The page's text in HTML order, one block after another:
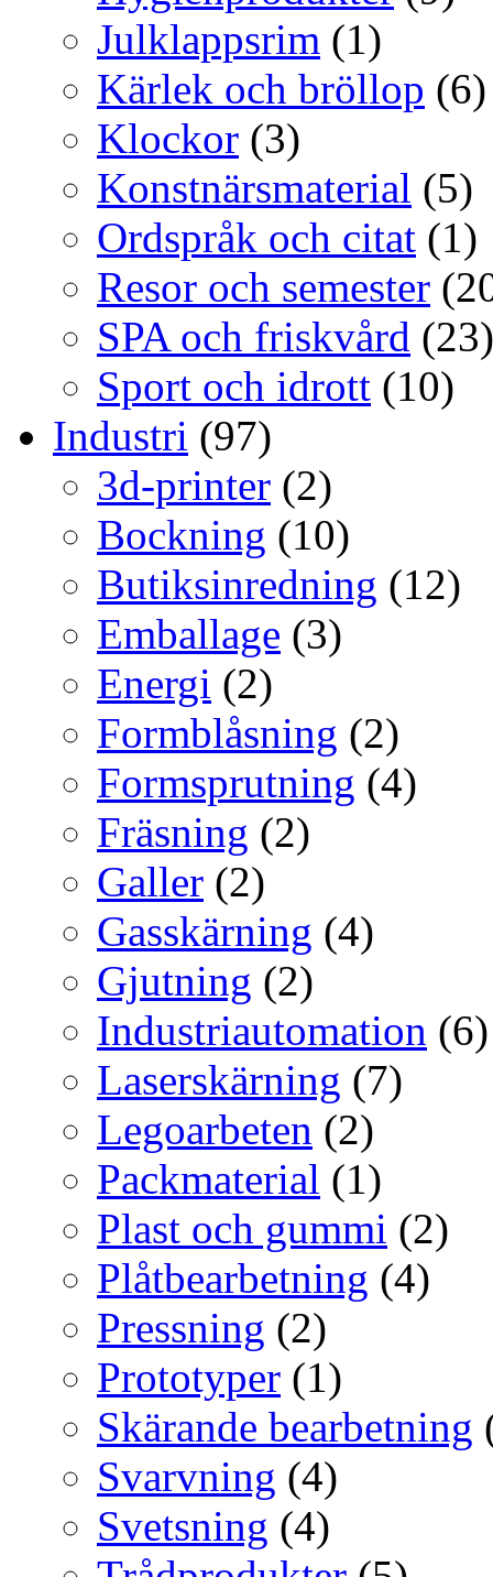
Julklappsrim (1)
Kärlek och bröllop (6)
Klockor (3)
Konstnärsmaterial (5)
Ordspråk och citat (1)
Resor och semester
SPA och friskvård (23)
Sport och idrott (10)
Industri (97)
3d-printer (2)
Bockning (10)
Butiksinredning (12)
Emballage (3)
Energi (2)
Formblåsning (2)
Formsprutning (4)
Fräsning (2)
Galler (2)
Gasskärning (4)
Gjutning (2)
Industriautomation (6)
Laserskärning (7)
Legoarbeten (2)
Packmaterial (1)
Plast och gummi (2)
Plåtbearbetning (4)
Pressning (2)
Prototyper (1)
Skärande bearbetning
Svarvning (4)
Svetsning (4)